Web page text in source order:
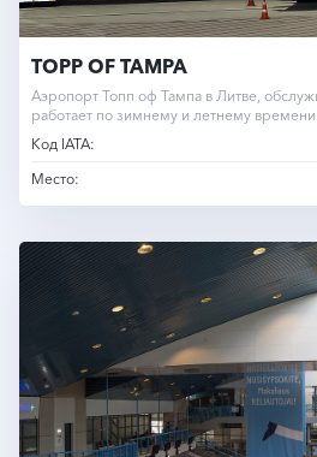
TOPP OF TAMPA
Аэропорт Топп оф Тампа в Литве,
работает по зимнему и летнему времени
Код IATA:
Место: